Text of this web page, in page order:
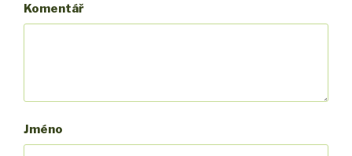
Komentář
Jméno